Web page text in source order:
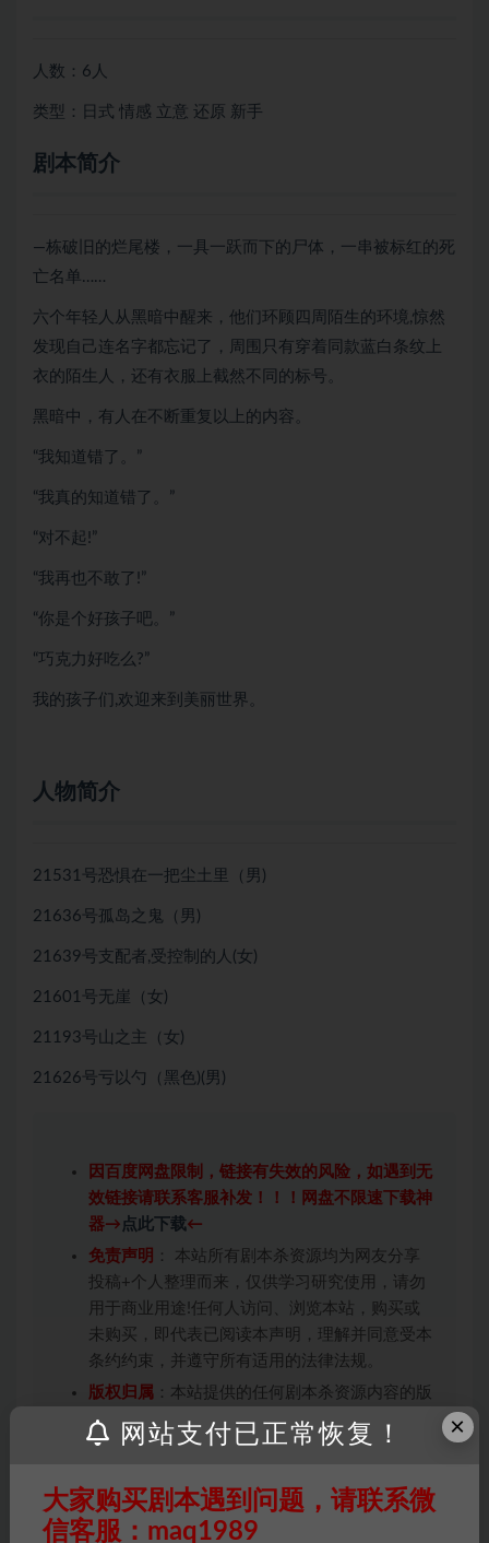
人数：6人
类型：日式 情感 立意 还原 新手
剧本简介
—栋破旧的烂尾楼，一具一跃而下的尸体，一串被标红的死
亡名单……
六个年轻人从黑暗中醒来，他们环顾四周陌生的环境,惊然
发现自己连名字都忘记了，周围只有穿着同款蓝白条纹上
衣的陌生人，还有衣服上截然不同的标号。
黑暗中，有人在不断重复以上的内容。
“我知道错了。”
“我真的知道错了。”
“对不起!”
“我再也不敢了!”
“你是个好孩子吧。”
“巧克力好吃么?”
我的孩子们,欢迎来到美丽世界。
人物简介
21531号恐惧在一把尘土里（男)
21636号孤岛之鬼（男)
21639号支配者,受控制的人(女)
21601号无崖（女)
21193号山之主（女)
21626号亏以勺（黑色)(男)
因百度网盘限制，链接有失效的风险，如遇到无
效链接请联系客服补发！！！网盘不限速下载神
器→ 点此下载←
免责声明 ： 本站所有剧本杀资源均为网友分享
投稿+个人整理而来，仅供学习研究使用，请勿
用于商业用途!任何人访问、浏览本站，购买或
未购买，即代表已阅读本声明，理解并同意受本
条约约束，并遵守所有适用的法律法规。
版权归属 ：本站提供的任何剧本杀资源内容的版
权均属于机关版权或权利人。如有侵权，请发邮
件通知并提供相关证实资料至邮箱
会在三天内下架相关剧本攻略。
积分说明∶剧本杀下载所需积分非剧本杀资源自
×
网站支付已正常恢复！
大家购买剧本遇到问题，请联系微
信客服：maq1989